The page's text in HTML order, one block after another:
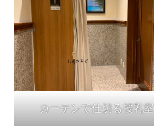
カーテンで仕切る授乳室